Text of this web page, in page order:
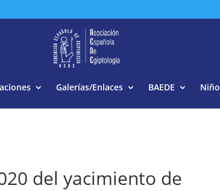
Galerías/Enlaces BAEDE
del yacimiento de